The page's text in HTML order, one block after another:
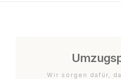
Wir sorgen dafür,